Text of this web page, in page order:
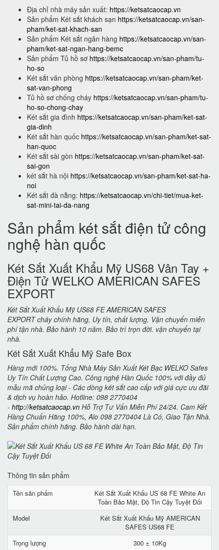
Địa chỉ nhà máy sản xuất: https://ketsatcaocap.vn
Sản phẩm Két sắt khách sạn https://ketsatcaocap.vn/san-
pham/ket-sat-khach-san
Sản phẩm Két sắt ngân hàng https://ketsatcaocap.vn/san-
pham/ket-sat-ngan-hang-bemc
Sản phẩm Tủ hồ sơ https://ketsatcaocap.vn/san-pham/tu-
ho-so
Két sắt văn phòng https://ketsatcaocap.vn/san-pham/ket-
sat-van-phong
Tủ hồ sơ chống cháy https://ketsatcaocap.vn/san-pham/tu-
ho-so-chong-chay
Két sắt gia đình https://ketsatcaocap.vn/san-pham/ket-sat-
gia-dinh
Két sắt hàn quốc https://ketsatcaocap.vn/san-pham/ket-sat-
han-quoc
Két sắt sài gòn https://ketsatcaocap.vn/san-pham/ket-sat-
sai-gon
két sắt hà nội https://ketsatcaocap.vn/san-pham/ket-sat-ha-
noi
Két sắt đà nẵng: https://ketsatcaocap.vn/chi-tiet/mua-ket-
sat-mini-tai-da-nang
Sản phẩm két sắt điện tử công
nghệ hàn quốc
Két Sắt Xuất Khẩu Mỹ US68 Vân Tay +
Điện Tử WELKO AMERICAN SAFES
EXPORT
Két Sắt Xuất Khẩu Mỹ US68 FE AMERICAN SAFES
EXPORT cháy chính hãng, Uy tín, chất lượng, Vận chuyển miễn
phí tận nhà. Bảo hành 10 năm. Bảo trì trọn đời. vận chuyển tại
nhà.
Két Sắt Xuất Khẩu Mỹ Safe Box
Hàng mới 100%. Tổng Nhà Máy Sản Xuất Két Bạc WELKO Safes
Uy Tín Chất Lượng Cao. Công nghệ Hàn Quốc 100% với đầy đủ
mẫu mã chủng loại - Các dòng két sắt cao cấp với giá cực ưu đãi
& dịch vụ hoàn hảo. Hotline: 098 2770404
- http://ketsatcaocap.vn Hỗ Trợ Tư Vấn Miễn Phí 24/24. Cam Kết
Hàng Chuẩn Hãng 100%, Alo 098 2770404 Là Có, Giao Tận Nhà.
Sản phẩm chính hãng. Bảo hành dài hạn.
Thông tin sản phẩm
Tên sản phẩm
Két Sắt Xuất Khẩu US 68 FE White An
Toàn Bảo Mật, Độ Tin Cậy Tuyệt Đối
Model
Két Sắt Xuất Khẩu Mỹ AMERICAN
SAFES US68 FE
Trọng lượng
300 ± 10Kg